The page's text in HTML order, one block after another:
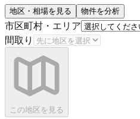
地区・相場を見る 物件を分析
市区町村・エリア
間取り
この地区を見る